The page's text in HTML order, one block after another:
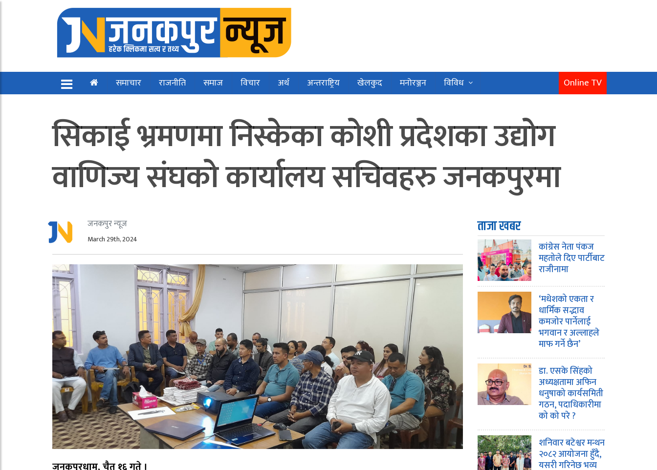
समाचार राजनीति समाज विचार अर्थ अन्तराष्ट्रिय खेलकुद मनोरञ्जन विविध Online TV
सिकाई भ्रमणमा निस्केका कोशी प्रदेशका उद्योग
वाणिज्य संघको कार्यालय सचिवहरु जनकपुरमा
जनकपुर न्यूज
March 29th, 2024
ताजा खबर
कांग्रेस नेता पंकज
महतोले दिए पार्टीबाट
राजीनामा
‘मधेशको एकता र
धार्मिक सद्भाव
कमजोर पार्नेलाई
भगवान र अल्लाहले
माफ गर्ने छैन’
डा. एसके सिंहको
अध्यक्षतामा अफिन
धनुषाको कार्यसमिती
गठन, पदाधिकारीमा
को को परे ?
शनिवार बटेश्वर मन्थन
२०८२ आयोजना हुँदै,
यसरी गरिनेछ भव्य